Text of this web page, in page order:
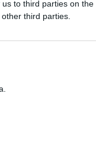
to third parties on the
third parties.
que arriben
les
se al
ja que en
la
sobre
que
a prop de
La Ronda